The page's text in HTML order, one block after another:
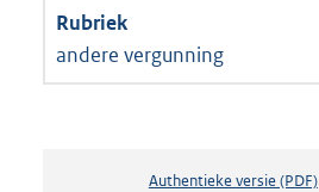
andere vergunning
Authentieke versie (PDF)b